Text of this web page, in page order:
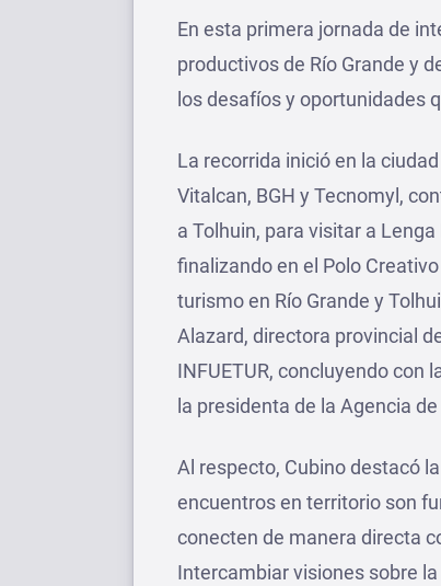
En esta primera jornada de
productivos de Río Grande y
los desafíos y oportunidades
La recorrida inició en la
Vitalcan, BGH y Tecnomyl,
a Tolhuin, para visitar a
finalizando en el Polo
turismo en Río Grande y
Alazard, directora provincial
INFUETUR, concluyendo con
la presidenta de la Agencia
Al respecto, Cubino destacó
encuentros en territorio son
conecten de manera directa
Intercambiar visiones sobre